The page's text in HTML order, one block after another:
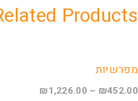
Products
מפרשיות
₪452.00
–
₪1,226.00